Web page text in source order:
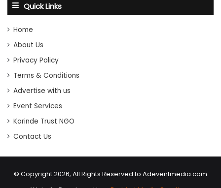
Quick Links
Home
About Us
Privacy Policy
Terms & Conditions
Advertise with us
Event Services
Karinde Trust NGO
Contact Us
© Copyright 2026, All Rights Reserved to Adeventmedia.com